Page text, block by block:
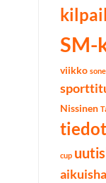
SM-
viikko
Nissinen
cup